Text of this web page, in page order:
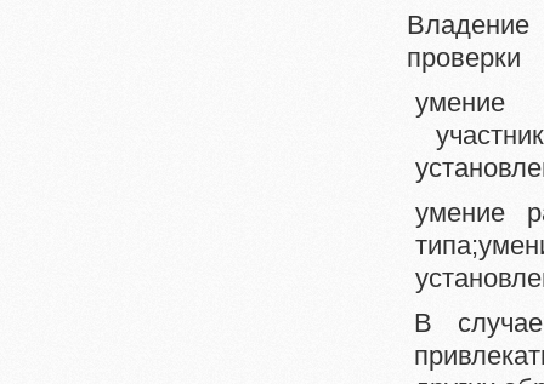
проверки
умение
умение
В